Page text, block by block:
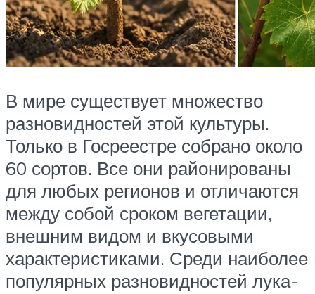
В мире существует множество
разновидностей этой культуры.
Только в Госреестре собрано около
60 сортов. Все они районированы
для любых регионов и отличаются
между собой сроком вегетации,
внешним видом и вкусовыми
характеристиками. Среди наиболее
популярных разновидностей лука-